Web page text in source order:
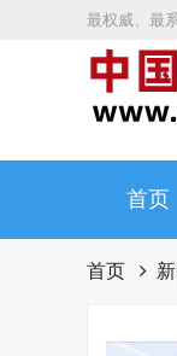
最权威、最
首页
首页